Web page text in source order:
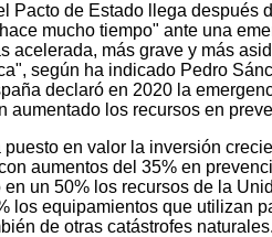
Pacto de Estado llega después
mucho tiempo" ante una
acelerada, más grave y más
según ha indicado Pedro
declaró en 2020 la
aumentado los recursos en
puesto en valor la inversión
aumentos del 35% en
en un 50% los recursos de la
los equipamientos que utilizan
de otras catástrofes naturales.